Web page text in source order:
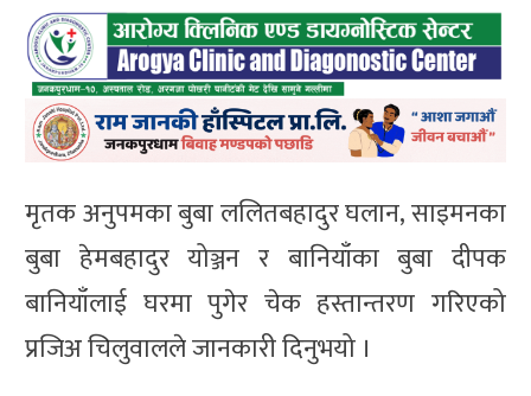
मृतक अनुपमका बुबा ललितबहादुर घलान, साइमनका
बुबा हेमबहादुर योञ्जन र बानियाँका बुबा दीपक
बानियाँलाई घरमा पुगेर चेक हस्तान्तरण गरिएको
प्रजिअ चिलुवालले जानकारी दिनुभयो ।